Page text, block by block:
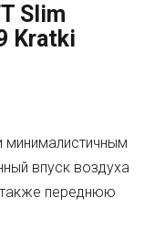
Slim
Kratki
минималистичным
впуск воздуха
также переднюю